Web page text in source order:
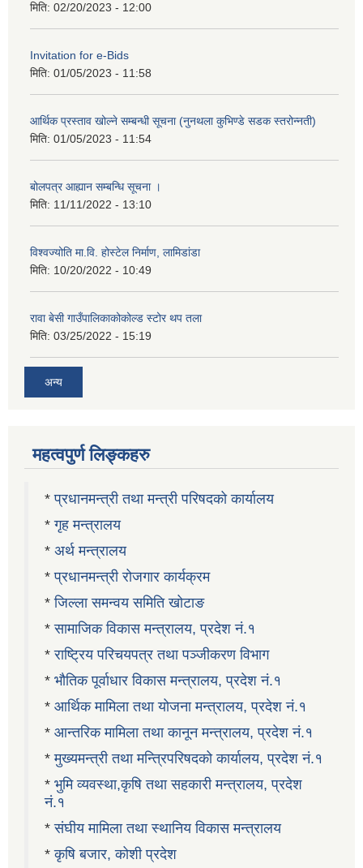
मिति: 02/20/2023 - 12:00
Invitation for e-Bids
मिति: 01/05/2023 - 11:58
आर्थिक प्रस्ताव खोल्ने सम्बन्धी सूचना (नुनथला कुभिण्डे सडक स्तरोन्नती)
मिति: 01/05/2023 - 11:54
बोलपत्र आह्यान सम्बन्धि सूचना ।
मिति: 11/11/2022 - 13:10
विश्वज्योति मा.वि. होस्टेल निर्माण, लामिडांडा
मिति: 10/20/2022 - 10:49
रावा बेसी गाउँपालिकाकोकोल्ड स्टोर थप तला
मिति: 03/25/2022 - 15:19
अन्य
महत्वपुर्ण लिङ्कहरु
*प्रधानमन्त्री तथा मन्त्री परिषदको कार्यालय
*गृह मन्त्रालय
* अर्थ मन्त्रालय
*प्रधानमन्त्री रोजगार कार्यक्रम
*जिल्ला समन्वय समिति खोटाङ
*सामाजिक विकास मन्त्रालय, प्रदेश नं.१
*राष्ट्रिय परिचयपत्र तथा पञ्जीकरण विभाग
* भौतिक पूर्वाधार विकास मन्त्रालय, प्रदेश नं.१
* आर्थिक मामिला तथा योजना मन्त्रालय, प्रदेश नं.१
* आन्तरिक मामिला तथा कानून मन्त्रालय, प्रदेश नं.१
*मुख्यमन्त्री तथा मन्त्रिपरिषदको कार्यालय, प्रदेश नं.१
* भुमि व्यवस्था,कृषि तथा सहकारी मन्त्रालय, प्रदेश
नं.१
*संघीय मामिला तथा स्थानिय विकास मन्त्रालय
*कृषि बजार, कोशी प्रदेश